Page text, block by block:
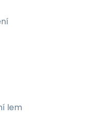
lem